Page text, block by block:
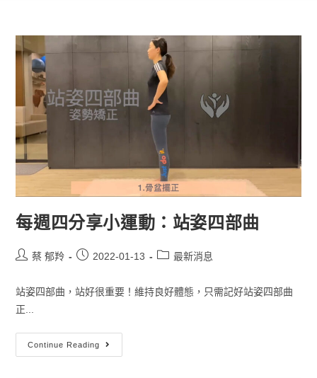
每週四分享小運動：站姿四部曲
蔡 郁羚 2022-01-13 最新消息
站姿四部曲，站好很重要！維持良好體態，只需記好站姿四部曲
正...
Continue Reading